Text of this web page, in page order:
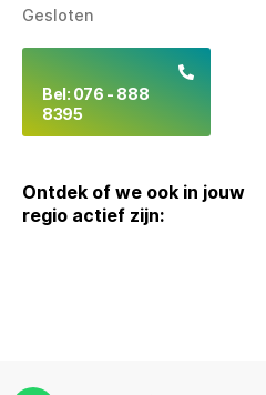
Gesloten
Bel: 076 - 888
8395
Ontdek of we ook in jouw
regio actief zijn: